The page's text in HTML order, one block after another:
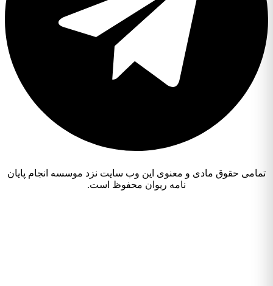
تمامی حقوق مادی و معنوی این وب سایت نزد موسسه انجام پایان
نامه ریوان محفوظ است.